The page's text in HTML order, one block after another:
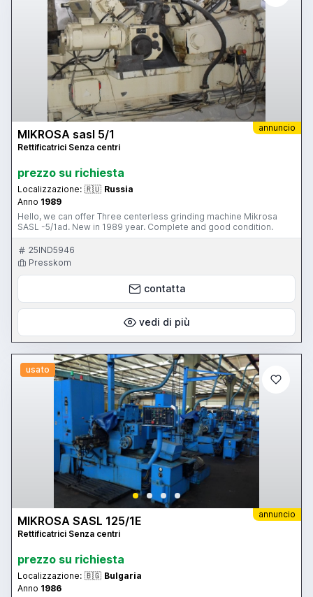
annuncio
MIKROSA sasl 5/1
Rettificatrici Senza centri
prezzo su richiesta
Localizzazione: 🇷🇺 Russia
Anno 1989
Hello, we can offer Three centerless grinding machine Mikrosa
SASL -5/1ad. New in 1989 year. Complete and good condition.
25IND5946
Presskom
contatta
vedi di più
usato
annuncio
MIKROSA SASL 125/1E
Rettificatrici Senza centri
prezzo su richiesta
Localizzazione: 🇧🇬 Bulgaria
Anno 1986